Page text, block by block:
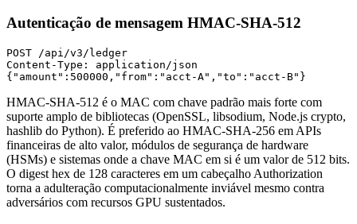
Autenticação de mensagem HMAC-SHA-512
POST /api/v3/ledger
Content-Type: application/json
{"amount":500000,"from":"acct-A","to":"acct-B"}
HMAC-SHA-512 é o MAC com chave padrão mais forte com
suporte amplo de bibliotecas (OpenSSL, libsodium, Node.js crypto,
hashlib do Python). É preferido ao HMAC-SHA-256 em APIs
financeiras de alto valor, módulos de segurança de hardware
(HSMs) e sistemas onde a chave MAC em si é um valor de 512 bits.
O digest hex de 128 caracteres em um cabeçalho Authorization
torna a adulteração computacionalmente inviável mesmo contra
adversários com recursos GPU sustentados.